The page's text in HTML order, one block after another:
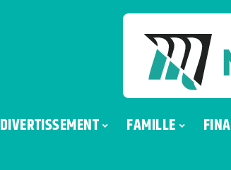
DIVERTISSEMENT FAMILLE